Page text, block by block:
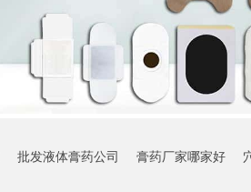
批发液体膏药公司 膏药厂家哪家好